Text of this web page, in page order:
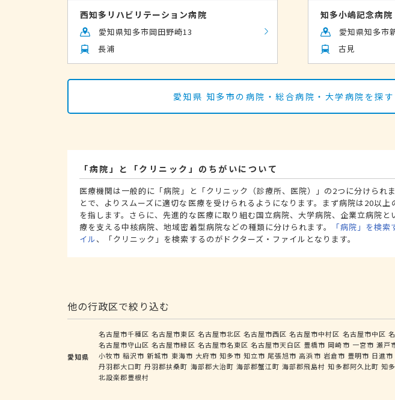
西知多リハビリテーション病院
愛知県知多市岡田野崎13
長浦
知多小嶋記念病院
愛知県知多市
古見
愛知県 知多市の病院・総合病院・大学病院を探す
「病院」と「クリニック」のちがいについて
医療機関は一般的に「病院」と「クリニック（診療所、医院）」の2つに分けられ
とで、よりスムーズに適切な医療を受けられるようになります。まず病院は20以
を指します。さらに、先進的な医療に取り組む国立病院、大学病院、企業立病院
療を支える中核病院、地域密着型病院などの種類に分けられます。
「病院」を検
イル、「クリニック」を検索するのがドクターズ・ファイルとなります。
他の行政区で絞り込む
愛知県
名古屋市千種区 名古屋市東区 名古屋市北区 名古屋市西区 名古屋市中村区 名古屋市中区
名古屋市守山区 名古屋市緑区 名古屋市名東区 名古屋市天白区 豊橋市 岡崎市 一宮市 瀬戸
小牧市 稲沢市 新城市 東海市 大府市 知多市 知立市 尾張旭市 高浜市 岩倉市 豊明市 日進市
丹羽郡大口町 丹羽郡扶桑町 海部郡大治町 海部郡蟹江町 海部郡飛島村 知多郡阿久比町 知
北設楽郡豊根村